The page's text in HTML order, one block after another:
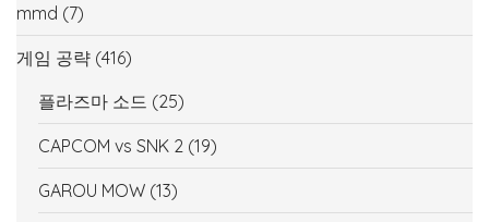
mmd (7)
게임 공략 (416)
플라즈마 소드 (25)
CAPCOM vs SNK 2 (19)
GAROU MOW (13)